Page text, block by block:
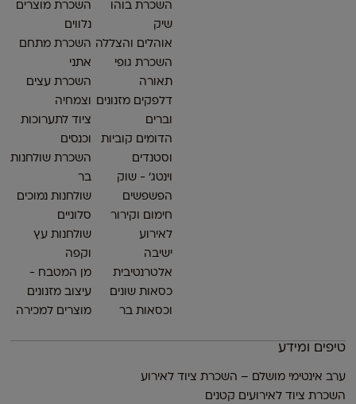
השכרת בוהו
שיק
אוהלים והצללה
השכרת גופי
תאורה
דלפקים מזנונים
וברים
הדומים קוביות
וסטנדים
וינטג׳ - שוק
הפשפשים
חימום וקירור
לאירוע
ישיבה
אלטרנטיבית
כסאות שונים
וכסאות בר
השכרת מוצרים
נלווים
השכרת מתחם
אתני
השכרת עצים
וצמחיה
ציוד לתערוכות
וכנסים
השכרת שולחנות
בר
שולחנות נמוכים
סלוניים
שולחנות עץ
וקפה
מן המטבח -
עיצוב מזנונים
מוצרים למכירה
טיפים ומידע
ערב אינטימי מושלם – השכרת ציוד לאירוע
השכרת ציוד לאירועים קטנים